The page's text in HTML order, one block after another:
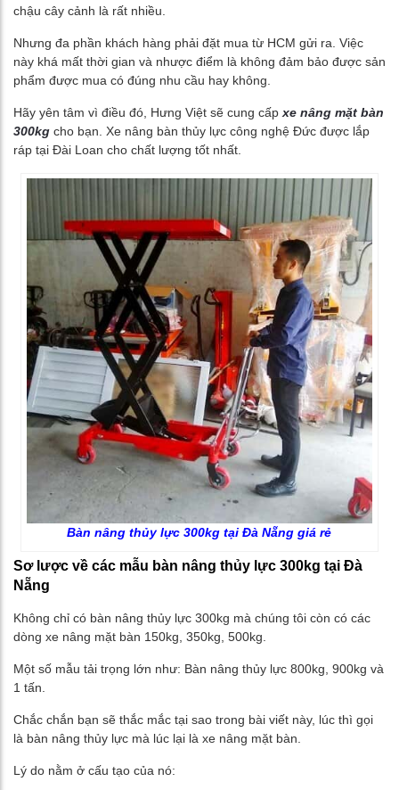
chậu cây cảnh là rất nhiều.
Nhưng đa phần khách hàng phải đặt mua từ HCM gửi ra. Việc
này khá mất thời gian và nhược điểm là không đảm bảo được sản
phẩm được mua có đúng nhu cầu hay không.
Hãy yên tâm vì điều đó, Hưng Việt sẽ cung cấp xe nâng mặt bàn
300kg cho bạn. Xe nâng bàn thủy lực công nghệ Đức được lắp
ráp tại Đài Loan cho chất lượng tốt nhất.
Bàn nâng thủy lực 300kg tại Đà Nẵng giá rẻ
Sơ lược về các mẫu bàn nâng thủy lực 300kg tại Đà
Nẵng
Không chỉ có bàn nâng thủy lực 300kg mà chúng tôi còn có các
dòng xe nâng mặt bàn 150kg, 350kg, 500kg.
Một số mẫu tải trọng lớn như: Bàn nâng thủy lực 800kg, 900kg và
1 tấn.
Chắc chắn bạn sẽ thắc mắc tại sao trong bài viết này, lúc thì gọi
là bàn nâng thủy lực mà lúc lại là xe nâng mặt bàn.
Lý do nằm ở cấu tạo của nó: